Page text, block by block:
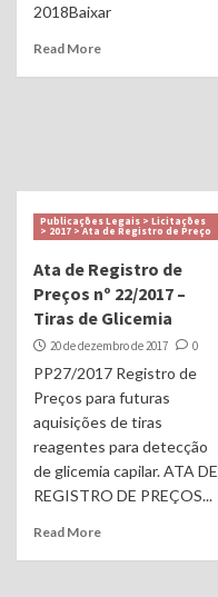
2018Baixar
Read More
Publicações Legais > Licitações
> 2017 > Ata de Registro de Preço
Ata de Registro de
Preços nº 22/2017 –
Tiras de Glicemia
20 de dezembro de 2017 0
PP27/2017 Registro de
Preços para futuras
aquisições de tiras
reagentes para detecção
de glicemia capilar. ATA DE
REGISTRO DE PREÇOS...
Read More